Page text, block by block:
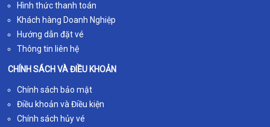
Hình thức thanh toán
Khách hàng Doanh Nghiệp
Hướng dẫn đặt vé
Thông tin liên hệ
CHÍNH SÁCH VÀ ĐIỀU KHOẢN
Chính sách bảo mật
Điều khoản và Điều kiện
Chính sách hủy vé